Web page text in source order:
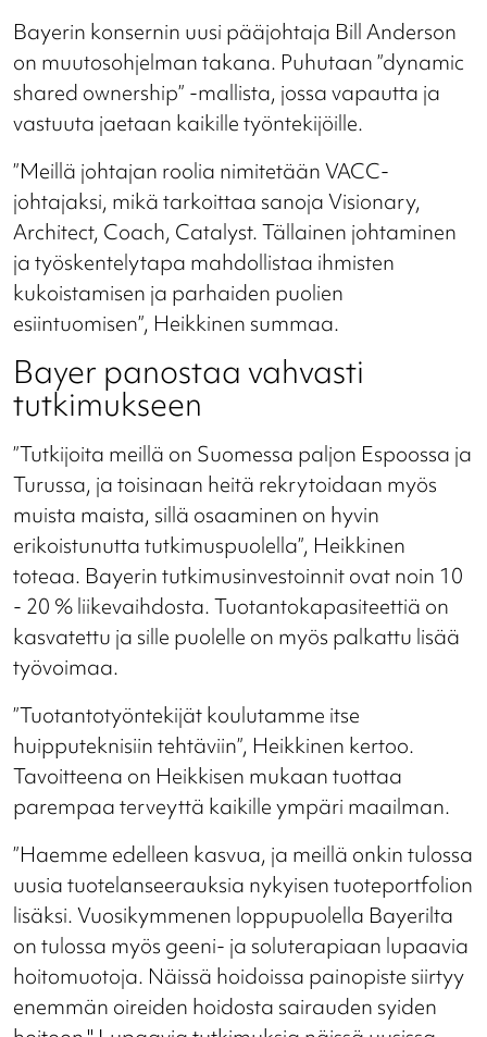
Bayerin konsernin uusi pääjohtaja Bill Anderson
on muutosohjelman takana. Puhutaan ”dynamic
shared ownership” -mallista, jossa vapautta ja
vastuuta jaetaan kaikille työntekijöille.
”Meillä johtajan roolia nimitetään VACC-
johtajaksi, mikä tarkoittaa sanoja Visionary,
Architect, Coach, Catalyst. Tällainen johtaminen
ja työskentelytapa mahdollistaa ihmisten
kukoistamisen ja parhaiden puolien
esiintuomisen”, Heikkinen summaa.
Bayer panostaa vahvasti
tutkimukseen
”Tutkijoita meillä on Suomessa paljon Espoossa ja
Turussa, ja toisinaan heitä rekrytoidaan myös
muista maista, sillä osaaminen on hyvin
erikoistunutta tutkimuspuolella”, Heikkinen
toteaa. Bayerin tutkimusinvestoinnit ovat noin 10
- 20 % liikevaihdosta. Tuotantokapasiteettiä on
kasvatettu ja sille puolelle on myös palkattu lisää
työvoimaa.
”Tuotantotyöntekijät koulutamme itse
huipputeknisiin tehtäviin”, Heikkinen kertoo.
Tavoitteena on Heikkisen mukaan tuottaa
parempaa terveyttä kaikille ympäri maailman.
”Haemme edelleen kasvua, ja meillä onkin tulossa
uusia tuotelanseerauksia nykyisen tuoteportfolion
lisäksi. Vuosikymmenen loppupuolella Bayerilta
on tulossa myös geeni- ja soluterapiaan lupaavia
hoitomuotoja. Näissä hoidoissa painopiste siirtyy
enemmän oireiden hoidosta sairauden syiden